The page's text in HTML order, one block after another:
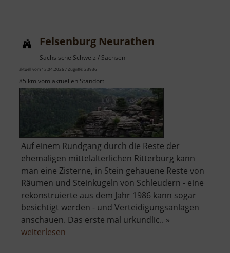
Felsenburg Neurathen
Sächsische Schweiz / Sachsen
aktuell vom 13.04.2026 / Zugriffe: 23936
85 km vom aktuellen Standort
Auf einem Rundgang durch die Reste der
ehemaligen mittelalterlichen Ritterburg kann
man eine Zisterne, in Stein gehauene Reste von
Räumen und Steinkugeln von Schleudern - eine
rekonstruierte aus dem Jahr 1986 kann sogar
besichtigt werden - und Verteidigungsanlagen
anschauen. Das erste mal urkundlic.. »
weiterlesen